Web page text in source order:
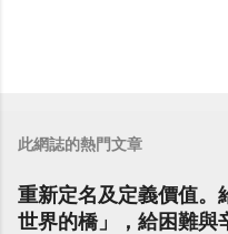
此網誌的熱門文章
重新定名及定義價值。
世界的橋」，給困難與